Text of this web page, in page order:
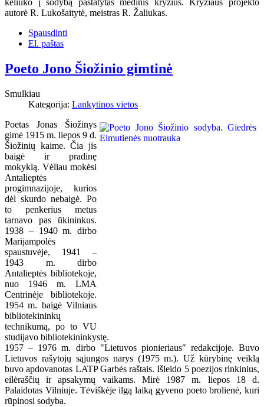
keliuko į sodybą pastatytas medinis kryžius. Kryžiaus projekto
autorė R. Lukošaitytė, meistras R. Žaliukas.
Spausdinti
El. paštas
Poeto Jono Šiožinio gimtinė
Smulkiau
Kategorija: Lankytinos vietos
Poetas Jonas Šiožinys
gimė 1915 m. liepos 9 d.
Šiožinių kaime. Čia jis
baigė ir pradinę
mokyklą. Vėliau mokėsi
Antalieptės
progimnazijoje, kurios
dėl skurdo nebaigė. Po
to penkerius metus
tarnavo pas ūkininkus.
1938 – 1940 m. dirbo
Marijampolės
spaustuvėje, 1941 –
1943 m. dirbo
Antalieptės bibliotekoje,
nuo 1946 m. LMA
Centrinėje bibliotekoje.
1954 m. baigė Vilniaus
bibliotekininkų
technikumą, po to VU
studijavo bibliotekininkystę.
1957 – 1976 m. dirbo "Lietuvos pionieriaus" redakcijoje. Buvo
Lietuvos rašytojų sąjungos narys (1975 m.). Už kūrybinę veiklą
buvo apdovanotas LATP Garbės raštais. Išleido 5 poezijos rinkinius,
eilėraščių ir apsakymų vaikams. Mirė 1987 m. liepos 18 d.
Palaidotas Vilniuje. Tėviškėje ilgą laiką gyveno poeto brolienė, kuri
rūpinosi sodyba.